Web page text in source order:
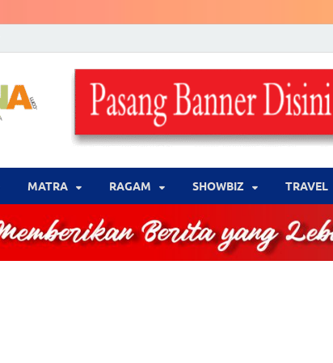
LENSA WARNA .com
Memberikan Berita yang Lebih Berwarna
MATRA ‎RAGAM ‎SHOWBIZ ‎TRAVEL